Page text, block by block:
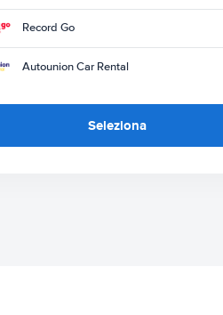
Record Go
Autounion Car Rental
Seleziona